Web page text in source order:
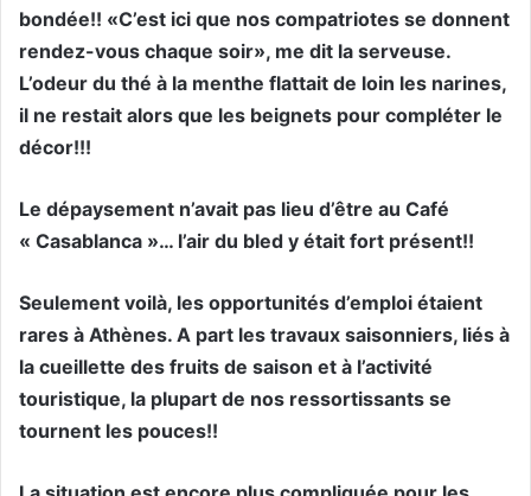
bondée!! «C’est ici que nos compatriotes se donnent
rendez-vous chaque soir», me dit la serveuse.
L’odeur du thé à la menthe flattait de loin les narines,
il ne restait alors que les beignets pour compléter le
décor!!!
Le dépaysement n’avait pas lieu d’être au Café
« Casablanca »… l’air du bled y était fort présent!!
Seulement voilà, les opportunités d’emploi étaient
rares à Athènes. A part les travaux saisonniers, liés à
la cueillette des fruits de saison et à l’activité
touristique, la plupart de nos ressortissants se
tournent les pouces!!